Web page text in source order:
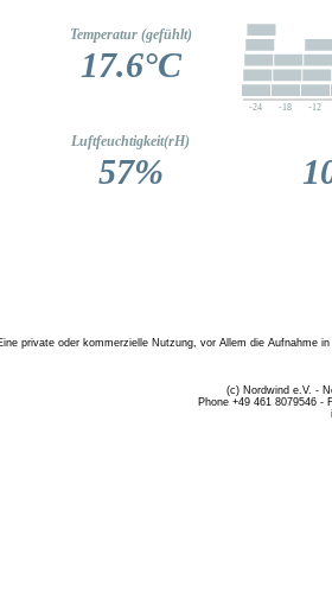
private oder kommerzielle Nutzung, vor Allem die Aufnahme
(c) Nordwind e.V. -
Phone +49 461 8079546 -